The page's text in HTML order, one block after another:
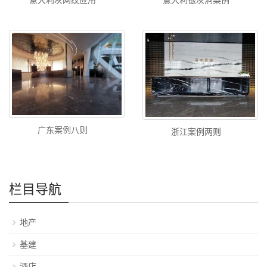
广东案例八则 浙江案例两则
栏目导航
地产
基建